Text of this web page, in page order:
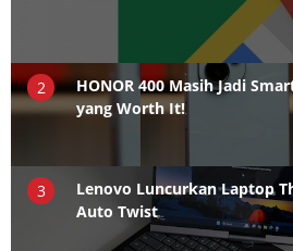
2
HONOR 400 Masih Jadi
yang Worth It!
3
Lenovo Luncurkan Laptop
Auto Twist